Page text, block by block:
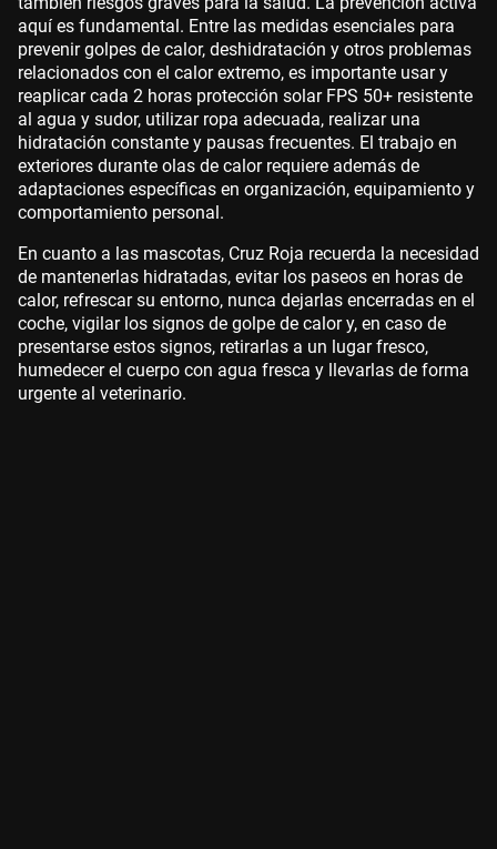
aquí es fundamental. Entre las medidas esenciales para
prevenir golpes de calor, deshidratación y otros problemas
relacionados con el calor extremo, es importante usar y
reaplicar cada 2 horas protección solar FPS 50+ resistente
al agua y sudor, utilizar ropa adecuada, realizar una
hidratación constante y pausas frecuentes. El trabajo en
exteriores durante olas de calor requiere además de
adaptaciones específicas en organización, equipamiento y
comportamiento personal.
En cuanto a las mascotas, Cruz Roja recuerda la necesidad
de mantenerlas hidratadas, evitar los paseos en horas de
calor, refrescar su entorno, nunca dejarlas encerradas en el
coche, vigilar los signos de golpe de calor y, en caso de
presentarse estos signos, retirarlas a un lugar fresco,
humedecer el cuerpo con agua fresca y llevarlas de forma
urgente al veterinario.